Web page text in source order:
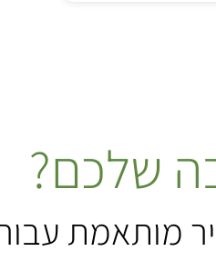
שלכם?
מותאמת